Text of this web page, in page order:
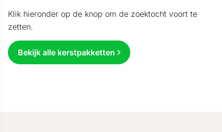
Klik hieronder op de knop om de zoektocht voort te
zetten.
Bekijk alle kerstpakketten